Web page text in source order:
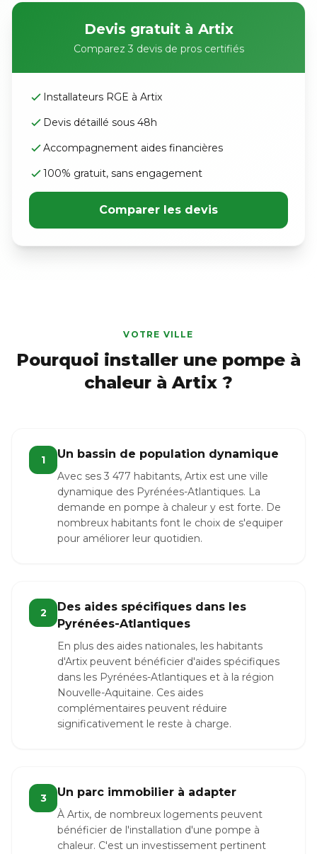
Devis gratuit à Artix
Comparez 3 devis de pros certifiés
Installateurs RGE à Artix
Devis détaillé sous 48h
Accompagnement aides financières
100% gratuit, sans engagement
Comparer les devis
VOTRE VILLE
Pourquoi installer une pompe à
chaleur à Artix ?
1 Un bassin de population dynamique
Avec ses 3 477 habitants, Artix est une ville
dynamique des Pyrénées-Atlantiques. La
demande en pompe à chaleur y est forte. De
nombreux habitants font le choix de s'equiper
pour améliorer leur quotidien.
2
Des aides spécifiques dans les
Pyrénées-Atlantiques
En plus des aides nationales, les habitants
d'Artix peuvent bénéficier d'aides spécifiques
dans les Pyrénées-Atlantiques et à la région
Nouvelle-Aquitaine. Ces aides
complémentaires peuvent réduire
significativement le reste à charge.
3 Un parc immobilier à adapter
À Artix, de nombreux logements peuvent
bénéficier de l'installation d'une pompe à
chaleur. C'est un investissement pertinent